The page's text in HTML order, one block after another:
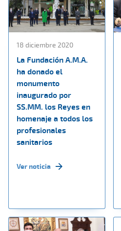
18 diciembre 2020
La Fundación A.M.A.
ha donado el
monumento
inaugurado por
SS.MM. los Reyes en
homenaje a todos los
profesionales
sanitarios
Ver noticia